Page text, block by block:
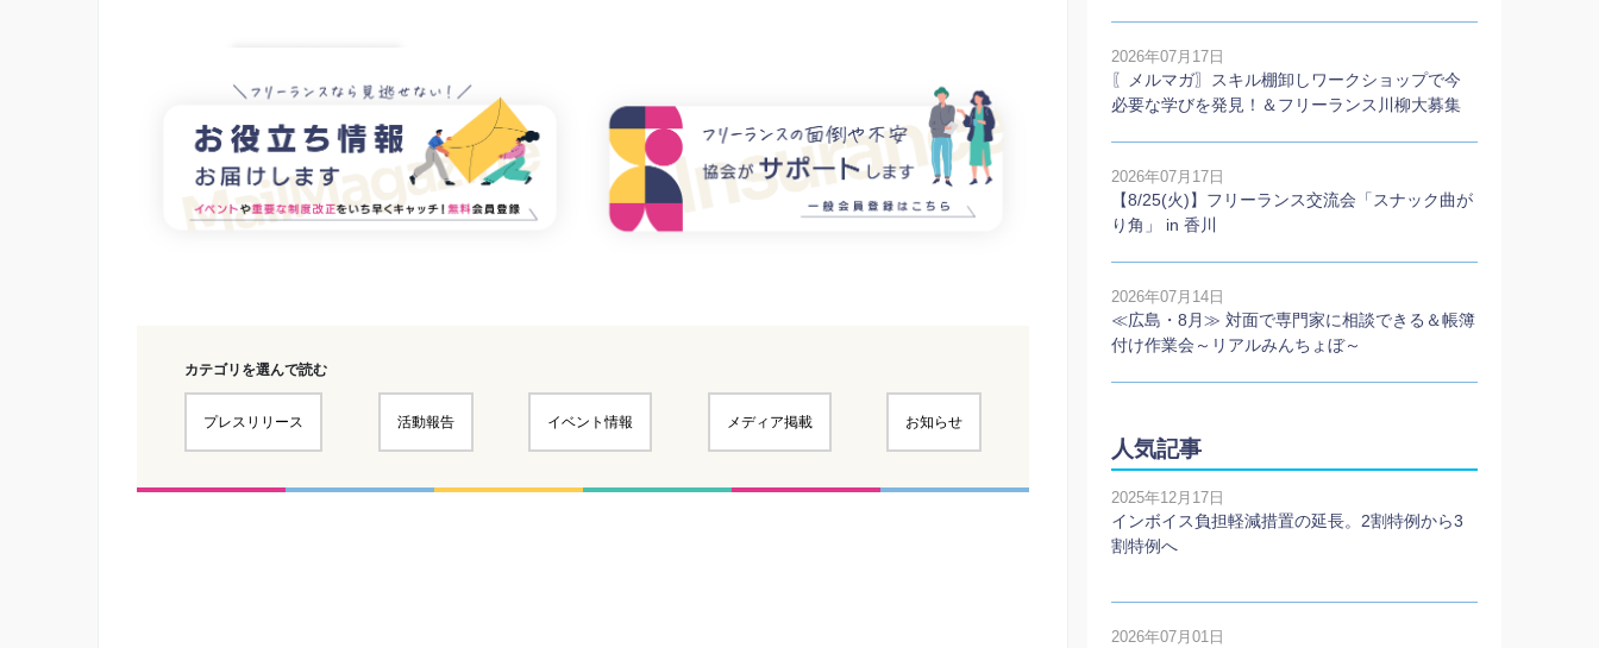
カテゴリを選んで読む
プレスリリース 活動報告 イベント情報 メディア掲載 お知らせ
2026年07月17日
〖メルマガ〗スキル棚卸しワークショップで今
必要な学びを発見！＆フリーランス川柳大募集
2026年07月17日
【8/25(火)】フリーランス交流会「スナック曲が
り角」 in 香川
2026年07月14日
≪広島・8月≫ 対面で専門家に相談できる＆帳簿
付け作業会～リアルみんちょぼ～
人気記事
2025年12月17日
インボイス負担軽減措置の延長。2割特例から3
割特例へ
2026年07月01日